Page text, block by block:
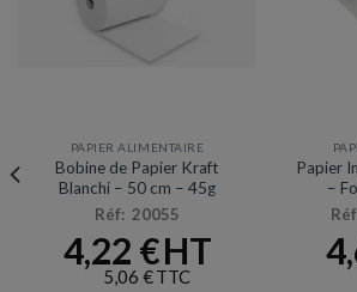
PAPIER ALIMENTAIRE
Bobine de Papier Kraft
Blanchi – 50 cm – 45g
Réf: 20055
4,22 €
5,06 €
Papier
–